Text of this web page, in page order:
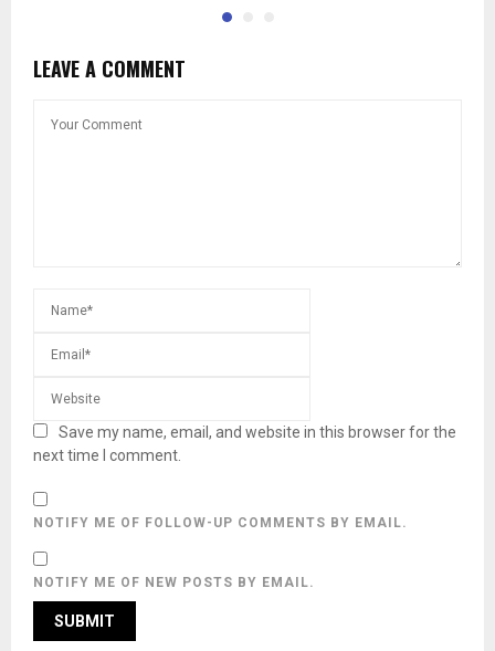
LEAVE A COMMENT
Save my name, email, and website in this browser for the
next time I comment.
NOTIFY ME OF FOLLOW-UP COMMENTS BY EMAIL.
NOTIFY ME OF NEW POSTS BY EMAIL.